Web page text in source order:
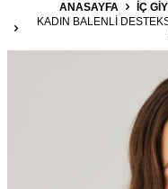
ANASAYFA İÇ
KADIN BALENLI